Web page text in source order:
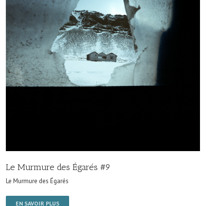
Le Murmure des Égarés #9
Le Murmure des Égarés
EN SAVOIR PLUS